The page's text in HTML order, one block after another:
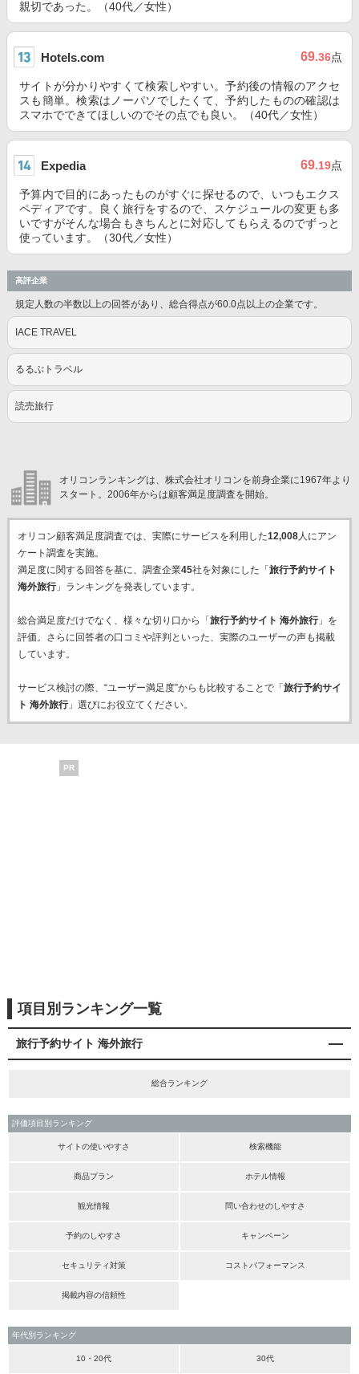
親切であった。（40代／女性）
Hotels.com 69.36点
サイトが分かりやすくて検索しやすい。予約後の情報のアクセ
スも簡単。検索はノーパソでしたくて、予約したものの確認は
スマホでできてほしいのでその点でも良い。（40代／女性）
Expedia 69.19点
予算内で目的にあったものがすぐに探せるので、いつもエクス
ペディアです。良く旅行をするので、スケジュールの変更も多
いですがそんな場合もきちんとに対応してもらえるのでずっと
使っています。（30代／女性）
高評企業
規定人数の半数以上の回答があり、総合得点が60.0点以上の企業です。
IACE TRAVEL
るるぶトラベル
読売旅行
オリコンランキングは、株式会社オリコンを前身企業に1967年より
スタート。2006年からは顧客満足度調査を開始。
オリコン顧客満足度調査では、実際にサービスを利用した12,008人にアン
ケート調査を実施。
満足度に関する回答を基に、調査企業45社を対象にした「 旅行予約サイト
海外旅行」ランキングを発表しています。
総合満足度だけでなく、様々な切り口から「 旅行予約サイト 海外旅行」を
評価。さらに回答者の口コミや評判といった、実際のユーザーの声も掲載
しています。
サービス検討の際、“ユーザー満足度”からも比較することで「 旅行予約サイ
ト 海外旅行」選びにお役立てください。
PR
項目別ランキング一覧
旅行予約サイト 海外旅行
総合ランキング
評価項目別ランキング
サイトの使いやすさ 検索機能
商品プラン ホテル情報
観光情報 問い合わせのしやすさ
予約のしやすさ キャンペーン
セキュリティ対策 コストパフォーマンス
掲載内容の信頼性
年代別ランキング
10・20代 30代